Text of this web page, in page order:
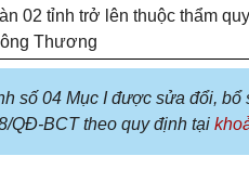
02 tỉnh trở lên thuộc thẩm
Thương
số 04 Mục I được sửa đổi, bổ
QĐ-BCT theo quy định tại